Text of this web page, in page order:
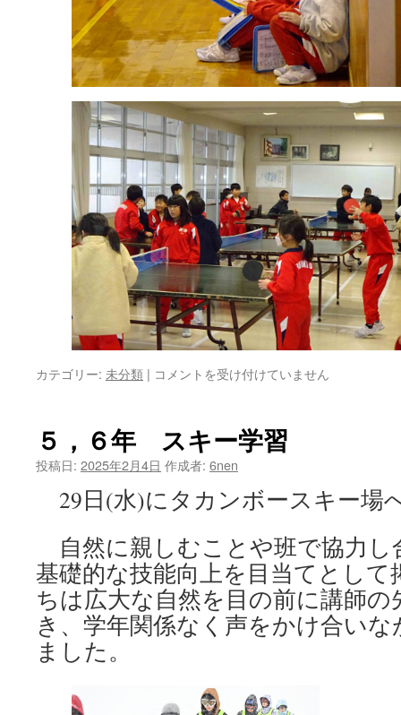
カテゴリー: 未分類 | ３
ラ
ブ
学
を
ま
し
た
は
コメントを受け付けていません
５，６年 スキー学習
投稿日: 2025年2月4日 作成者: 6nen
29日(水)にタカンボースキー場
自然に親しむことや班で協力し
基礎的な技能向上を目当てとし
ちは広大な自然を目の前に講師
き、学年関係なく声をかけ合い
ました。